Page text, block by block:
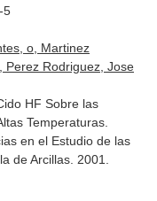
5
o, Martinez
Perez Rodriguez, Jose
HF Sobre las
Temperaturas.
en el Estudio de las
de Arcillas. 2001.